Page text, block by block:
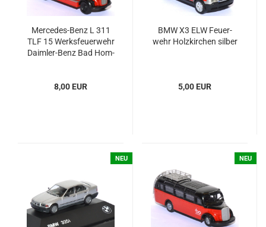
Mercedes-​​Benz L 311
TLF 15 Werks­feu­er­wehr
Daimler-​​Benz Bad Hom­
8,00 EUR
BMW X3 ELW Feu­er­
wehr Holz­kir­chen sil­ber
5,00 EUR
NEU NEU